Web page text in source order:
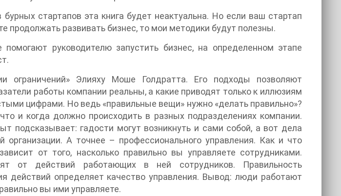
стартапов эта книга будет неактуальна. Но если ваш стартап
продолжать развивать бизнес, то мои методики будут полезны.
руководителю запустить бизнес, на определенном этапе
ограничений» Элияху Моше Голдратта. Его подходы позволяют
работы компании реальны, а какие приводят только к иллюзиям
цифрами. Но ведь «правильные вещи» нужно «делать правильно»?
и когда должно происходить в разных подразделениях компании.
подсказывает: гадости могут возникнуть и сами собой, а вот дела
организации. А точнее – профессионального управления. Как и что
от того, насколько правильно вы управляете сотрудниками.
от действий работающих в ней сотрудников. Правильность
действий определяет качество управления. Вывод: люди работают
вы ими управляете.